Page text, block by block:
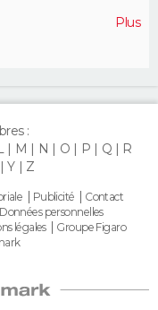
Plus
:
M N O P Q
R
Y Z
Publicité
Contact
Données personnelles
légales
Groupe Figaro